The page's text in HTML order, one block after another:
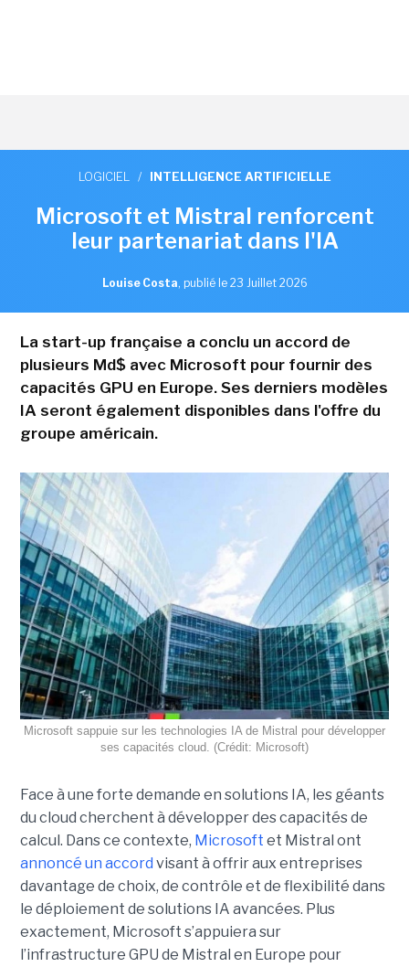
LOGICIEL / INTELLIGENCE ARTIFICIELLE
Microsoft et Mistral renforcent
leur partenariat dans l'IA
Louise Costa, publié le 23 Juillet 2026
La start-up française a conclu un accord de
plusieurs Md$ avec Microsoft pour fournir des
capacités GPU en Europe. Ses derniers modèles
IA seront également disponibles dans l'offre du
groupe américain.
Microsoft sappuie sur les technologies IA de Mistral pour développer
ses capacités cloud. (Crédit: Microsoft)
Face à une forte demande en solutions IA, les géants
du cloud cherchent à développer des capacités de
calcul. Dans ce contexte, Microsoft et Mistral ont
annoncé un accord visant à offrir aux entreprises
davantage de choix, de contrôle et de flexibilité dans
le déploiement de solutions IA avancées. Plus
exactement, Microsoft s’appuiera sur
l’infrastructure GPU de Mistral en Europe pour